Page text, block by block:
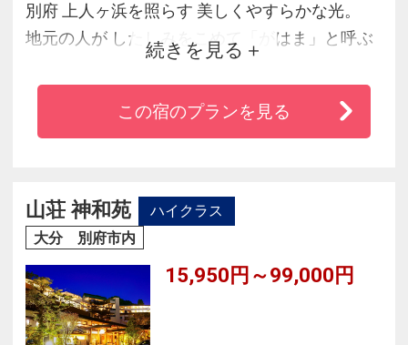
別府 上人ヶ浜を照らす 美しくやすらかな光。
地元の人が したしみをこめて「がはま」と呼ぶ
この地を「照らす」光でありたいという思いか
ら私たちはこの宿を「AMANE RESORT
GAHAMA」と名づけました。3500坪の敷地にあ
なかで静かなプライベート空間をお楽しみ下さ
い。
続きを見る
この宿のプランを見る
山荘 神和苑
ハイクラス
大分 別府市内
15,950円～99,000円